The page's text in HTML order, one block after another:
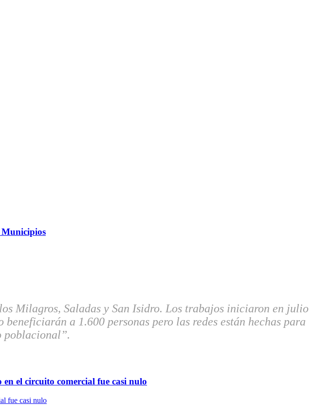
Municipios
Milagros, Saladas y San Isidro. Los trabajos iniciaron en julio
a 1.600 personas pero las redes están hechas para
poblacional”.
el circuito comercial fue casi nulo